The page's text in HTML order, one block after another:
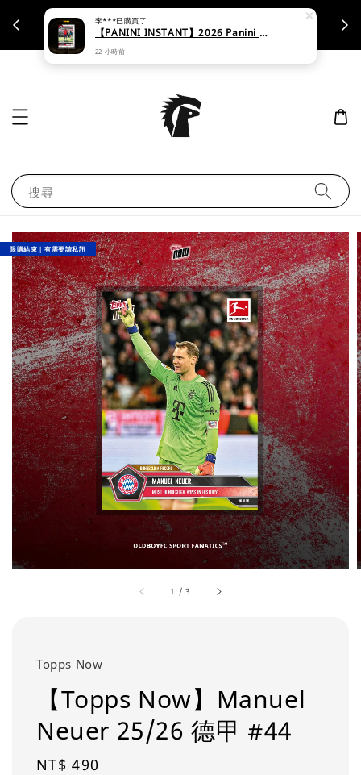
支援刷卡｜皆開立統一發票
搜尋
1 /3
限購結束｜有需要請私訊
Topps Now
【Topps Now】Manuel
Neuer 25/26 德甲 #44
Regular
NT$ 490
李***已購買了
【PANINI INSTANT】2026 Panini Instant Lamine Yamal #246 - Base
22 小時前